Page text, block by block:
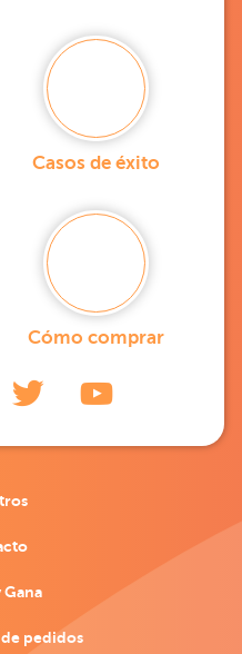
Casos de éxito
Cómo comprar
Gana
pedidos